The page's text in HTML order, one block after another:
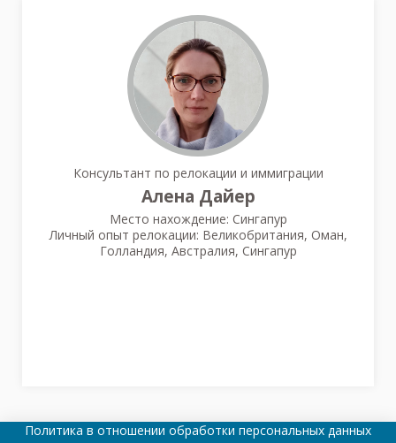
Консультант по релокации и иммиграции
Алена Дайер
Место нахождение: Сингапур
Личный опыт релокации: Великобритания, Оман,
Голландия, Австралия, Сингапур
Политика в отношении обработки персональных данных